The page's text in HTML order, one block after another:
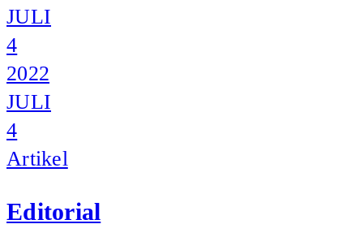
JULI
4
2022
JULI
4
Artikel
Editorial